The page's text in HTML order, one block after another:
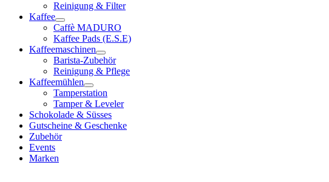
Reinigung & Filter
Kaffee
Caffè MADURO
Kaffee Pads (E.S.E)
Kaffeemaschinen
Barista-Zubehör
Reinigung & Pflege
Kaffeemühlen
Tamperstation
Tamper & Leveler
Schokolade & Süsses
Gutscheine & Geschenke
Zubehör
Events
Marken